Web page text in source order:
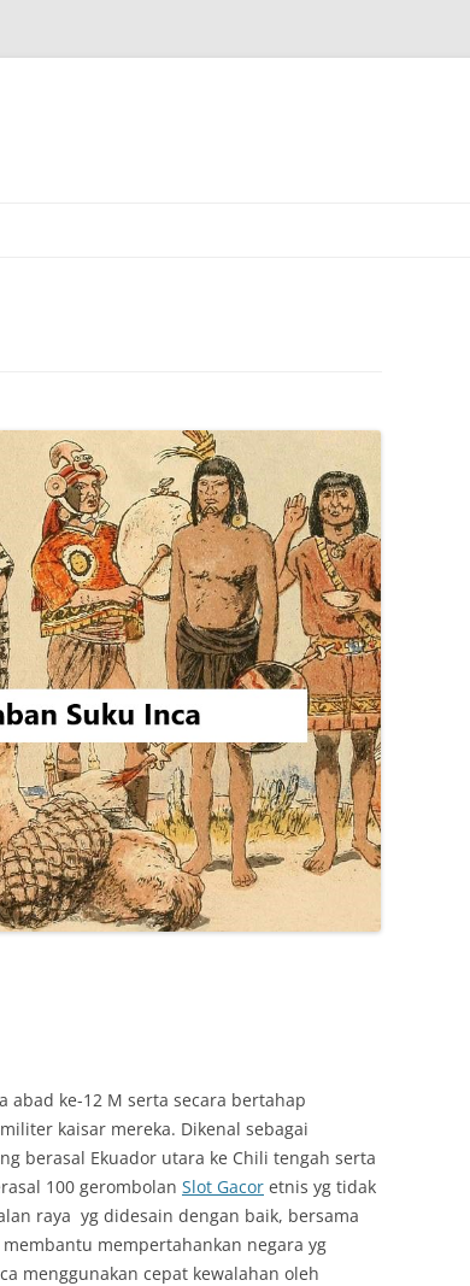
abad ke-12 M serta secara bertahap
kaisar mereka. Dikenal sebagai
berasal Ekuador utara ke Chili tengah serta
100 gerombolan Slot Gacor etnis yg tidak
raya yg didesain dengan baik, bersama
mempertahankan negara yg
menggunakan cepat kewalahan oleh